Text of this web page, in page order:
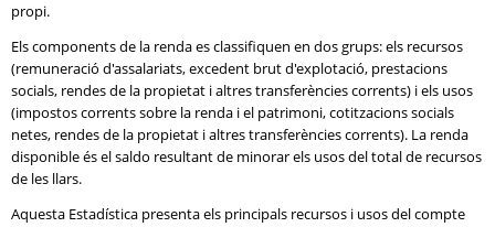
propi.
Els components de la renda es classifiquen en dos grups: els recursos
(remuneració d'assalariats, excedent brut d'explotació, prestacions
socials, rendes de la propietat i altres transferències corrents) i els usos
(impostos corrents sobre la renda i el patrimoni, cotitzacions socials
netes, rendes de la propietat i altres transferències corrents). La renda
disponible és el saldo resultant de minorar els usos del total de recursos
de les llars.
Aquesta Estadística presenta els principals recursos i usos del compte